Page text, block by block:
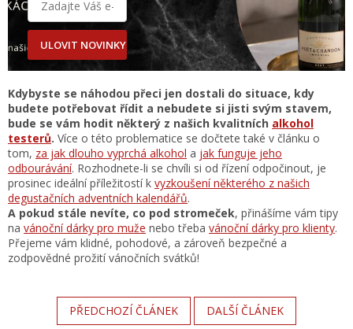
ULOVIT NOVINKY
Kdybyste se náhodou přeci jen dostali do situace, kdy
budete potřebovat řídit a nebudete si jisti svým stavem,
bude se vám hodit některý z našich kvalitních alkohol
testerů. Více o této problematice se dočtete také v článku o
tom, za jak dlouho vyprchá alkohol a jak funguje jeho
odbourávání. Rozhodnete-li se chvíli si od řízení odpočinout, je
prosinec ideální příležitostí k vyzkoušení některého z našich
degustačních adventních kalendářů.
A pokud stále nevíte, co pod stromeček, přinášíme vám tipy
na vánoční dárky pro muže nebo třeba vánoční dárky pro klienty.
Přejeme vám klidné, pohodové, a zároveň bezpečné a
zodpovědné prožití vánočních svátků!
PŘEDCHOZÍ ČLÁNEK DALŠÍ ČLÁNEK